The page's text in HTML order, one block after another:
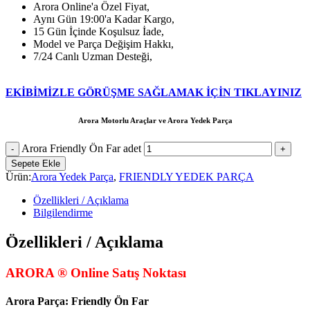
Arora Online'a Özel Fiyat,
Aynı Gün 19:00'a Kadar Kargo,
15 Gün İçinde Koşulsuz İade,
Model ve Parça Değişim Hakkı,
7/24 Canlı Uzman Desteği,
EKİBİMİZLE GÖRÜŞME SAĞLAMAK İÇİN TIKLAYINIZ
Arora Motorlu Araçlar ve Arora Yedek Parça
Arora Friendly Ön Far adet
Sepete Ekle
Ürün:Arora Yedek Parça, FRIENDLY YEDEK PARÇA
Özellikleri / Açıklama
Bilgilendirme
Özellikleri / Açıklama
ARORA ® Online Satış Noktası
Arora Parça: Friendly Ön Far